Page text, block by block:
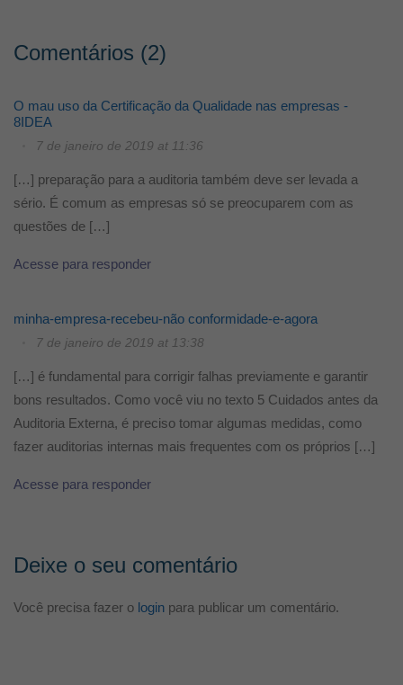
Comentários (2)
O mau uso da Certificação da Qualidade nas empresas -
8IDEA
7 de janeiro de 2019 at 11:36
[…] preparação para a auditoria também deve ser levada a
sério. É comum as empresas só se preocuparem com as
questões de […]
Acesse para responder
minha-empresa-recebeu-não conformidade-e-agora
7 de janeiro de 2019 at 13:38
[…] é fundamental para corrigir falhas previamente e garantir
bons resultados. Como você viu no texto 5 Cuidados antes da
Auditoria Externa, é preciso tomar algumas medidas, como
fazer auditorias internas mais frequentes com os próprios […]
Acesse para responder
Deixe o seu comentário
Você precisa fazer o login para publicar um comentário.